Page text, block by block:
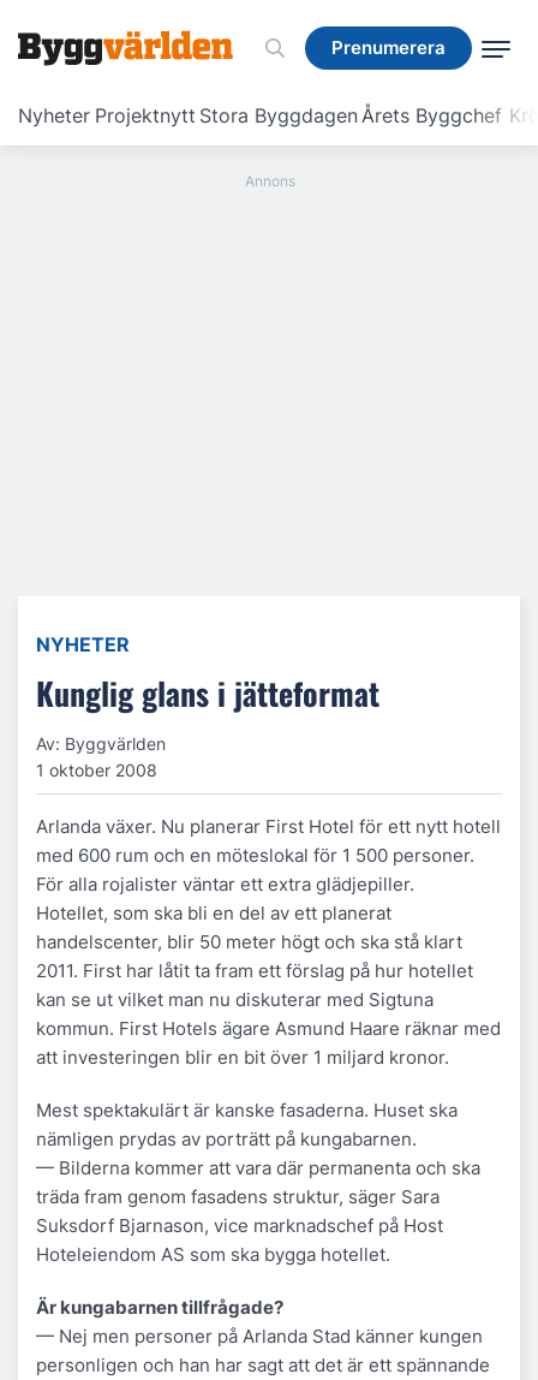
Prenumerera
Nyheter Projektnytt Stora ByggdagenÅrets Byggchef
Prenumerera
NYHETER
Kunglig glans i jätteformat
Av: Byggvärlden
1 oktober 2008
Arlanda växer. Nu planerar First Hotel för ett nytt hotell
med 600 rum och en möteslokal för 1 500 personer.
För alla rojalister väntar ett extra glädjepiller.
Hotellet, som ska bli en del av ett planerat
handelscenter, blir 50 meter högt och ska stå klart
2011. First har låtit ta fram ett förslag på hur hotellet
kan se ut vilket man nu diskuterar med Sigtuna
kommun. First Hotels ägare Asmund Haare räknar med
att investeringen blir en bit över 1 miljard kronor.
Mest spektakulärt är kanske fasaderna. Huset ska
nämligen prydas av porträtt på kungabarnen.
— Bilderna kommer att vara där permanenta och ska
träda fram genom fasadens struktur, säger Sara
Suksdorf Bjarnason, vice marknadschef på Host
Hoteleiendom AS som ska bygga hotellet.
Är kungabarnen tillfrågade?
— Nej men personer på Arlanda Stad känner kungen
personligen och han har sagt att det är ett spännande